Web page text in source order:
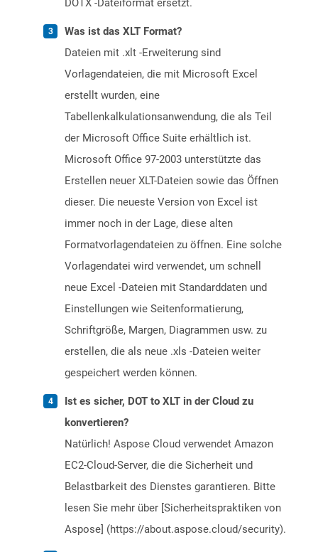
DOTX -Dateiformat ersetzt.
Was ist das XLT Format?
Dateien mit .xlt -Erweiterung sind
Vorlagendateien, die mit Microsoft Excel
erstellt wurden, eine
Tabellenkalkulationsanwendung, die als Teil
der Microsoft Office Suite erhältlich ist.
Microsoft Office 97-2003 unterstützte das
Erstellen neuer XLT-Dateien sowie das Öffnen
dieser. Die neueste Version von Excel ist
immer noch in der Lage, diese alten
Formatvorlagendateien zu öffnen. Eine solche
Vorlagendatei wird verwendet, um schnell
neue Excel -Dateien mit Standarddaten und
Einstellungen wie Seitenformatierung,
Schriftgröße, Margen, Diagrammen usw. zu
erstellen, die als neue .xls -Dateien weiter
gespeichert werden können.
Ist es sicher, DOT to XLT in der Cloud zu
konvertieren?
Natürlich! Aspose Cloud verwendet Amazon
EC2-Cloud-Server, die die Sicherheit und
Belastbarkeit des Dienstes garantieren. Bitte
lesen Sie mehr über [Sicherheitspraktiken von
Aspose] (https://about.aspose.cloud/security).